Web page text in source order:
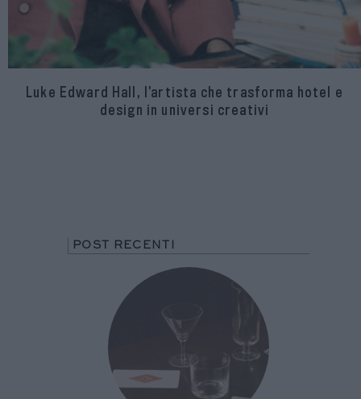
Luke Edward Hall, l’artista che trasforma hotel e
design in universi creativi
POST RECENTI